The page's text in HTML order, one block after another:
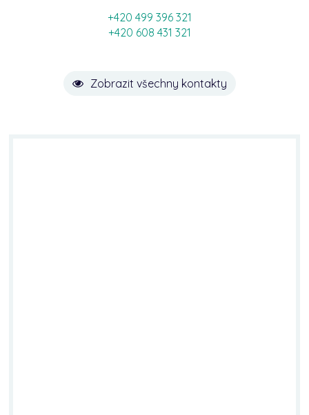
+420 499 396 321
+420 608 431 321
Zobrazit všechny kontakty